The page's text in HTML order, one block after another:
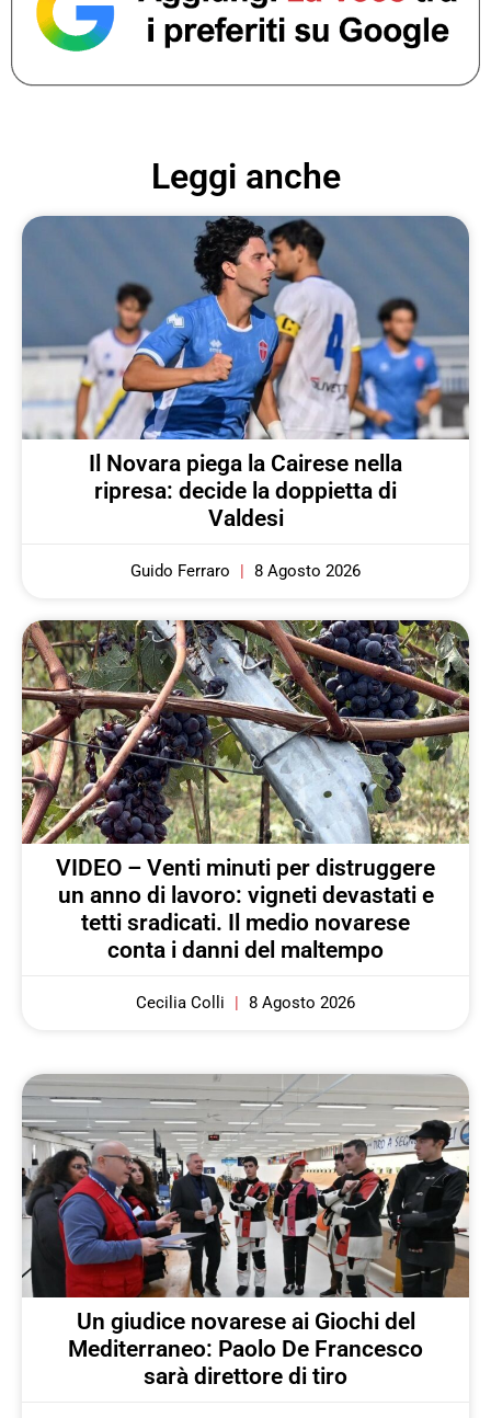
Leggi anche
Il Novara piega la Cairese nella
ripresa: decide la doppietta di
Valdesi
Guido Ferraro 8 Agosto 2026
VIDEO – Venti minuti per distruggere
un anno di lavoro: vigneti devastati e
tetti sradicati. Il medio novarese
conta i danni del maltempo
Cecilia Colli 8 Agosto 2026
Un giudice novarese ai Giochi del
Mediterraneo: Paolo De Francesco
sarà direttore di tiro